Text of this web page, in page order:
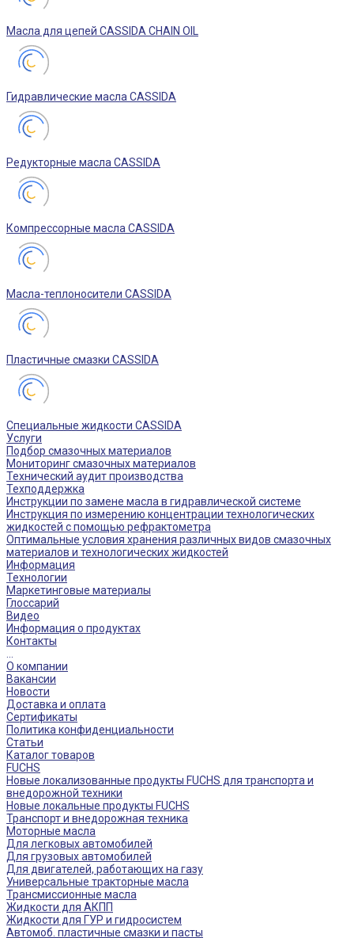
Масла для цепей CASSIDA CHAIN OIL
Гидравлические масла CASSIDA
Редукторные масла CASSIDA
Компрессорные масла CASSIDA
Масла-теплоносители CASSIDA
Пластичные смазки CASSIDA
Специальные жидкости CASSIDA
Услуги
Подбор смазочных материалов
Мониторинг смазочных материалов
Технический аудит производства
Техподдержка
Инструкции по замене масла в гидравлической системе
Инструкция по измерению концентрации технологических
жидкостей с помощью рефрактометра
Оптимальные условия хранения различных видов смазочных
материалов и технологических жидкостей
Информация
Технологии
Маркетинговые материалы
Глоссарий
Видео
Информация о продуктах
Контакты
О компании
Вакансии
Новости
Доставка и оплата
Сертификаты
Политика конфиденциальности
Статьи
Каталог товаров
FUCHS
Новые локализованные продукты FUCHS для транспорта и
внедорожной техники
Новые локальные продукты FUCHS
Транспорт и внедорожная техника
Моторные масла
Для легковых автомобилей
Для грузовых автомобилей
Для двигателей, работающих на газу
Универсальные тракторные масла
Трансмиссионные масла
Жидкости для АКПП
Жидкости для ГУР и гидросистем
Автомоб. пластичные смазки и пасты